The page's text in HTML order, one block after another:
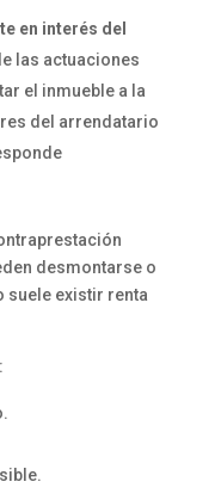
en interés del
las actuaciones
el inmueble a la
del arrendatario
desmontarse o
suele existir renta